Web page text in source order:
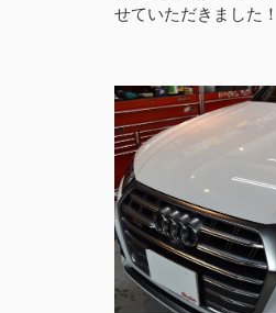
せていただきました！